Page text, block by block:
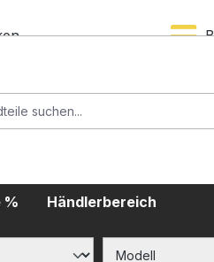
% Händlerbereich